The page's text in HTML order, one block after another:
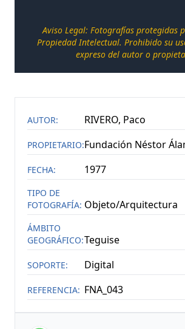
Aviso Legal: Fotografías protegidas
Propiedad Intelectual. Prohibido su
expreso del autor o
AUTOR: RIVERO, Paco
PROPIETARIO:Fundación Néstor
FECHA: 1977
TIPO DE
FOTOGRAFÍA: Objeto/Arquitectura
ÁMBITO
GEOGRÁFICO:Teguise
SOPORTE: Digital
REFERENCIA: FNA_043